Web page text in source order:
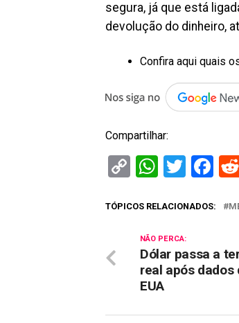
segura, já que está
devolução do dinheiro,
Confira aqui quais
Compartilhar:
Copy
TÓPICOS RELACIONADOS:
NÃO PERCA:
Dólar passa a
real após
EUA